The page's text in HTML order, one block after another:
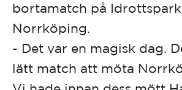
bortamatch på
Norrköping.
- Det var en magisk dag.
lätt match att möta